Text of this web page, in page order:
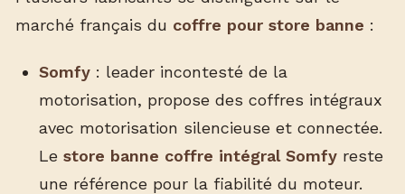
marché français du coffre pour store banne :
Somfy: leader incontesté de la
motorisation, propose des coffres intégraux
avec motorisation silencieuse et connectée.
Le store banne coffre intégral Somfyreste
une référence pour la fiabilité du moteur.